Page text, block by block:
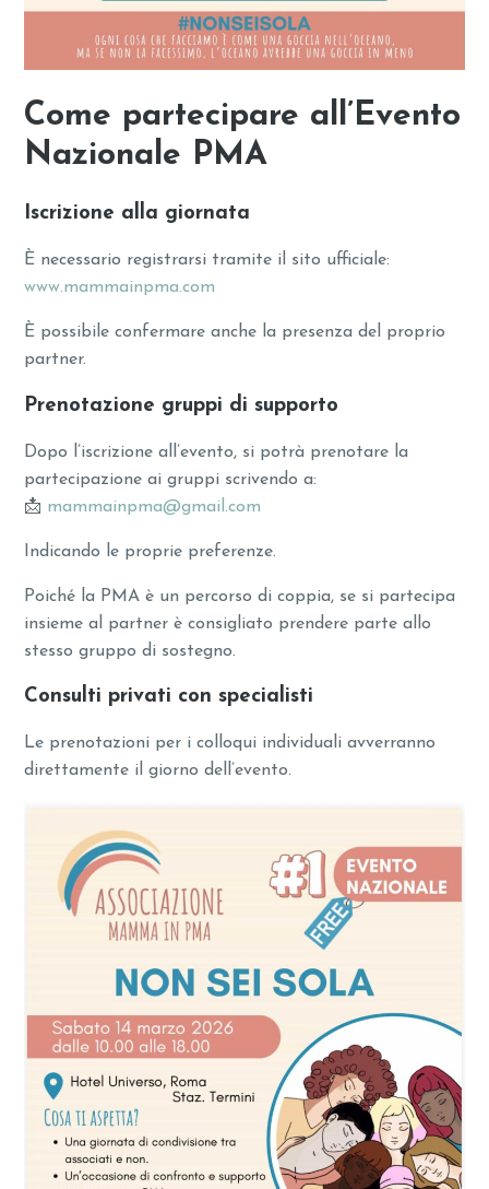
Come partecipare all’Evento
Nazionale PMA
Iscrizione alla giornata
È necessario registrarsi tramite il sito ufficiale:
www.mammainpma.com
È possibile confermare anche la presenza del proprio
partner.
Prenotazione gruppi di supporto
Dopo l’iscrizione all’evento, si potrà prenotare la
partecipazione ai gruppi scrivendo a:
📩 mammainpma@gmail.com
Indicando le proprie preferenze.
Poiché la PMA è un percorso di coppia, se si partecipa
insieme al partner è consigliato prendere parte allo
stesso gruppo di sostegno.
Consulti privati con specialisti
Le prenotazioni per i colloqui individuali avverranno
direttamente il giorno dell’evento.